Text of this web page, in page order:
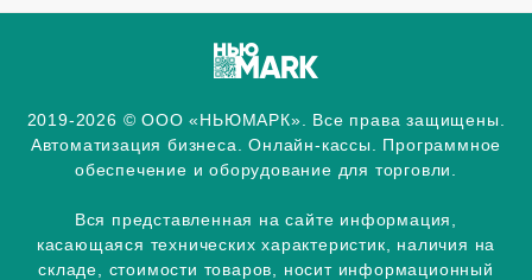
2019-2026 © ООО «НЬЮМАРК». Все права защищены.
Автоматизация бизнеса. Онлайн-кассы. Программное
обеспечение и оборудование для торговли.
Вся представленная на сайте информация,
касающаяся технических характеристик, наличия на
складе, стоимости товаров, носит информационный